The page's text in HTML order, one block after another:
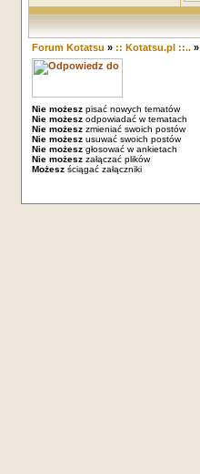
Forum Kotatsu » :: Kotatsu.pl ::..»
Nie możeszpisać nowych tematów
Nie możeszodpowiadać w tematach
Nie możeszzmieniać swoich postów
Nie możeszusuwać swoich postów
Nie możeszgłosować w ankietach
Nie możeszzałączać plików
Możeszściągać załączniki